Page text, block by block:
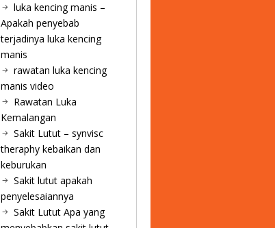
luka kencing manis –
Apakah penyebab
terjadinya luka kencing
manis
rawatan luka kencing
manis video
Rawatan Luka
Kemalangan
Sakit Lutut – synvisc
theraphy kebaikan dan
keburukan
Sakit lutut apakah
penyelesaiannya
Sakit Lutut Apa yang